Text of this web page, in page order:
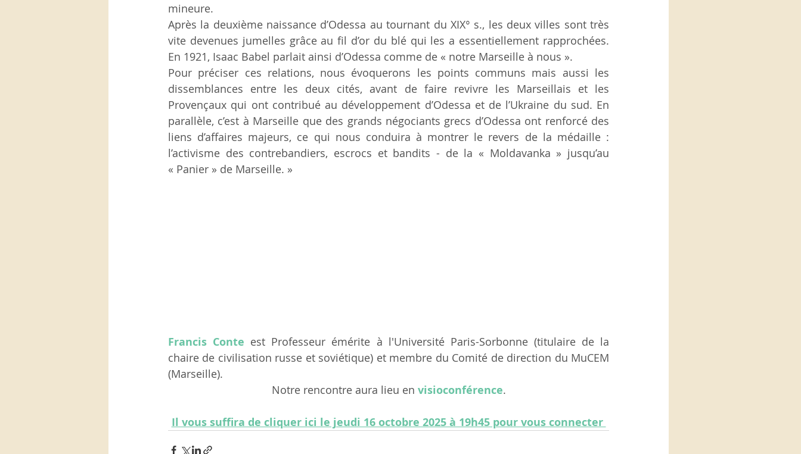
mineure.
Après la deuxième naissance d’Odessa au tournant du XIX° s., les deux villes sont très
vite devenues jumelles grâce au fil d’or du blé qui les a essentiellement rapprochées.
En 1921, Isaac Babel parlait ainsi d’Odessa comme de « notre Marseille à nous ».
Pour préciser ces relations, nous évoquerons les points communs mais aussi les
dissemblances entre les deux cités, avant de faire revivre les Marseillais et les
Provençaux qui ont contribué au développement d’Odessa et de l’Ukraine du sud. En
parallèle, c’est à Marseille que des grands négociants grecs d’Odessa ont renforcé des
liens d’affaires majeurs, ce qui nous conduira à montrer le revers de la médaille :
l’activisme des contrebandiers, escrocs et bandits - de la « Moldavanka » jusqu’au
« Panier » de Marseille. »
Francis Conte est Professeur émérite à l'Université Paris-Sorbonne (titulaire de la
chaire de civilisation russe et soviétique) et membre du Comité de direction du MuCEM
(Marseille).
Notre rencontre aura lieu en visioconférence.
Il vous suffira de cliquer ici le jeudi 16 octobre 2025 à 19h45 pour vous connecter